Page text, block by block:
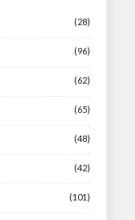
(28)
(96)
(62)
(65)
(48)
(42)
(101)